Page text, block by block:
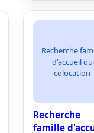
Recherche
d'accueil ou
colocation
Recherche
famille